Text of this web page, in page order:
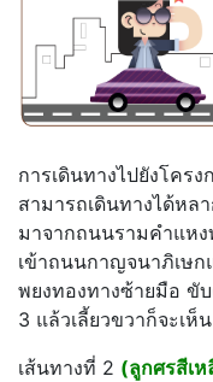
การเดินทางไปยังโคร
สามารถเดินทางได้หล
มาจากถนนรามคำแหง
เข้าถนนกาญจนาภิเษก
พยงทองทางซ้ายมือ
3 แล้วเลี้ยวขวาก็จะเ
เส้นทางที่ 2 (ลูกศรสีเห